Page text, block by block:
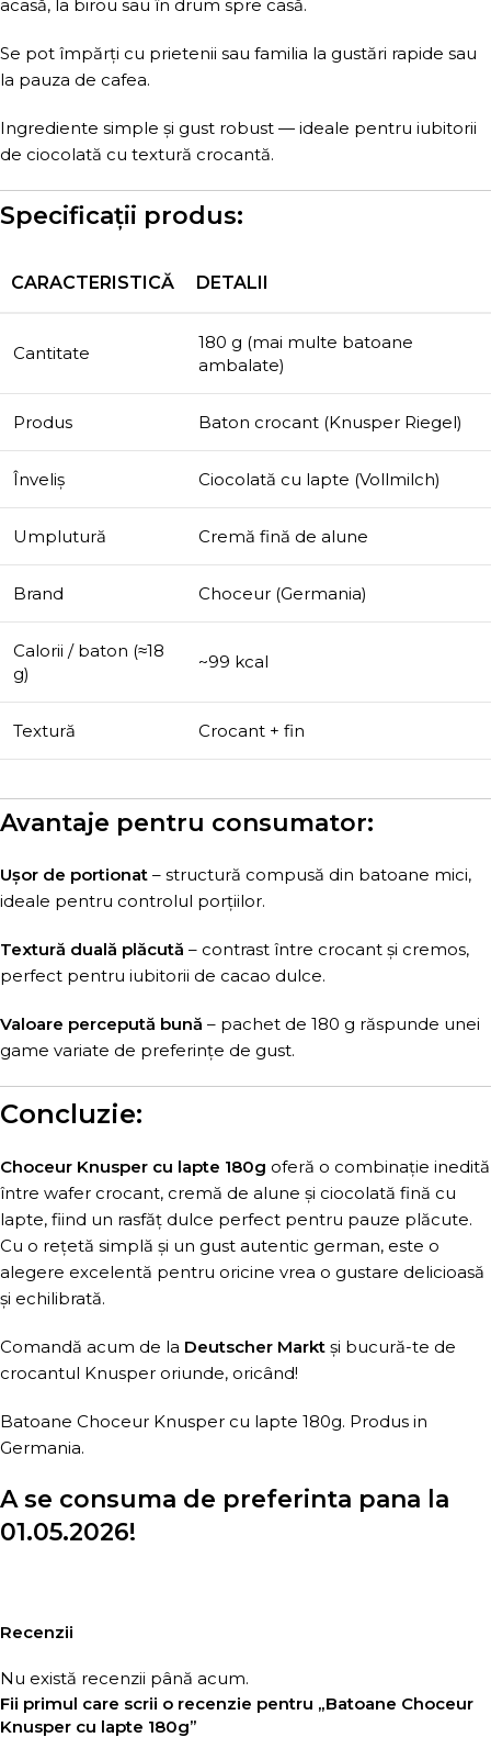
acasă, la birou sau în drum spre casă.
Se pot împărți cu prietenii sau familia la gustări rapide sau
la pauza de cafea.
Ingrediente simple și gust robust — ideale pentru iubitorii
de ciocolată cu textură crocantă.
Specificații produs:
CARACTERISTICĂ DETALII
Cantitate
180 g (mai multe batoane
ambalate)
Produs Baton crocant (Knusper Riegel)
Înveliș Ciocolată cu lapte (Vollmilch)
Umplutură Cremă fină de alune
Brand Choceur (Germania)
Calorii / baton (≈18
g)
~99 kcal
Textură Crocant + fin
Avantaje pentru consumator:
Ușor de portionat – structură compusă din batoane mici,
ideale pentru controlul porțiilor.
Textură duală plăcută – contrast între crocant și cremos,
perfect pentru iubitorii de cacao dulce.
Valoare percepută bună – pachet de 180 g răspunde unei
game variate de preferințe de gust.
Concluzie:
Choceur Knusper cu lapte 180g oferă o combinație inedită
între wafer crocant, cremă de alune și ciocolată fină cu
lapte, fiind un rasfăț dulce perfect pentru pauze plăcute.
Cu o rețetă simplă și un gust autentic german, este o
alegere excelentă pentru oricine vrea o gustare delicioasă
și echilibrată.
Comandă acum de la Deutscher Markt și bucură-te de
crocantul Knusper oriunde, oricând!
Batoane Choceur Knusper cu lapte 180g. Produs in
Germania.
A se consuma de preferinta pana la
01.05.2026!
Recenzii
Nu există recenzii până acum.
Fii primul care scrii o recenzie pentru „Batoane Choceur
Knusper cu lapte 180g”